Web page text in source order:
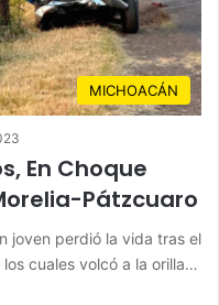
MICHOACÁN
En Choque
Pátzcuaro
joven perdió la vida tras el
cuales volcó a la orilla…